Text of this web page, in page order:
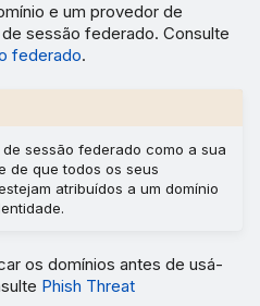
e um provedor de
sessão federado. Consulte
federado.
sessão federado como a sua
de que todos os seus
atribuídos a um domínio
os domínios antes de usá-
Phish Threat